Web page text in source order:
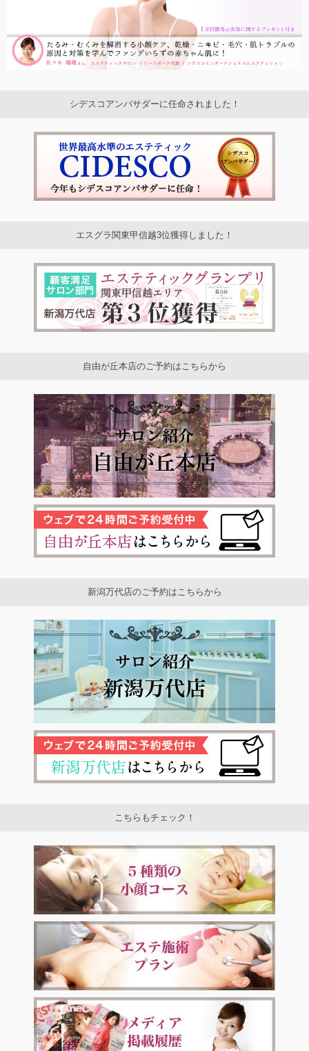
シデスコアンバサダーに任命されました！
エスグラ関東甲信越3位獲得しました！
自由が丘本店のご予約はこちらから
新潟万代店のご予約はこちらから
こちらもチェック！